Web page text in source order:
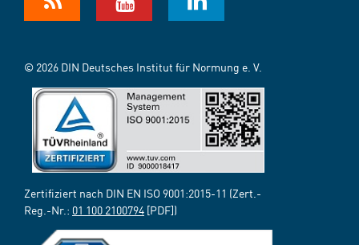
© 2026 DIN Deutsches Institut für Normung e. V.
Zertifiziert nach DIN EN ISO 9001:2015-11 (Zert.-
Reg.-Nr.: 01 100 2100794 [PDF])